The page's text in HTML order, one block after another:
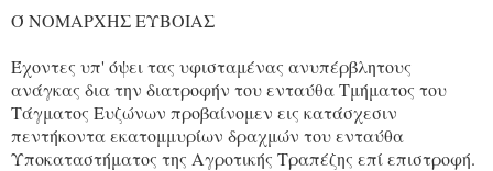
Ό ΝΟΜΑΡΧΗΣ ΕΥΒΟΙΑΣ
Έχοντες υπ' όψει τας υφισταμένας ανυπέρβλητους
ανάγκας δια την διατροφήν του ενταύθα Τμήματος του
Τάγματος Ευζώνων προβαίνομεν εις κατάσχεσιν
πεντήκοντα εκατομμυρίων δραχμών του ενταύθα
Υποκαταστήματος της Αγροτικής Τραπέζης επί επιστροφή.